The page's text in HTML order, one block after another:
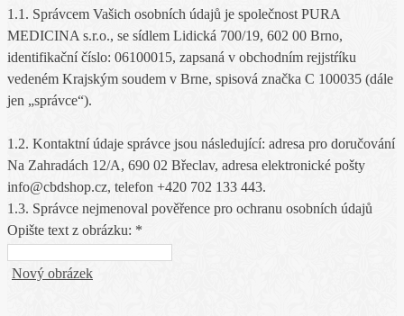
1.1. Správcem Vašich osobních údajů je společnost PURA
MEDICINA s.r.o., se sídlem Lidická 700/19, 602 00 Brno,
identifikační číslo: 06100015, zapsaná v obchodním rejjstŕíku
vedeném Krajským soudem v Brne, spisová značka C 100035 (dále
jen „správce“).
1.2. Kontaktní údaje správce jsou následující: adresa pro doručování
Na Zahradách 12/A, 690 02 Břeclav, adresa elektronické pošty
info@cbdshop.cz, telefon +420 702 133 443.
1.3. Správce nejmenoval pověřence pro ochranu osobních údajů
Opište text z obrázku: *
Nový obrázek